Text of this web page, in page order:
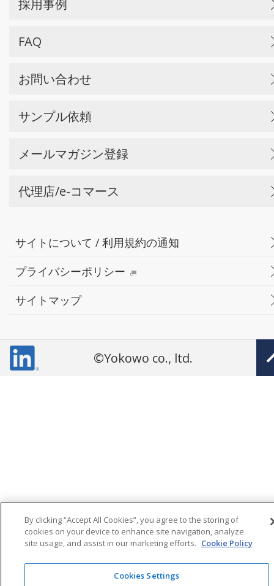
採用事例
FAQ
お問い合わせ
サンプル依頼
メールマガジン登録
代理店/e-コマース
サイトについて / 利用規約の通知
プライバシーポリシー
サイトマップ
©Yokowo co., ltd.
By clicking “Accept All Cookies”, you agree to the storing of
cookies on your device to enhance site navigation, analyze
site usage, and assist in our marketing efforts. Cookie Policy
Cookies Settings